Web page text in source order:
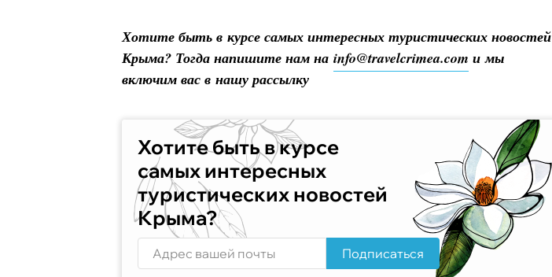
Хотите быть в курсе самых интересных туристических новостей
Крыма? Тогда напишите нам на info@travelcrimea.com и мы
включим вас в нашу рассылку
Хотите быть в курсе
самых интересных
туристических новостей
Крыма?
Подписаться